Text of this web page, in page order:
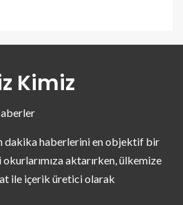
Kimiz
dakika haberlerini en objektif bir
aktarırken, ülkemize
ile içerik üretici olarak